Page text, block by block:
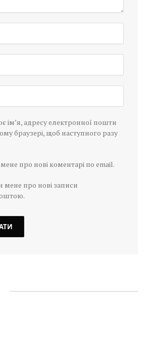
ім’я, адресу електронної пошти
браузері, щоб наступного разу
про нові коментарі по email.
мене про нові записи